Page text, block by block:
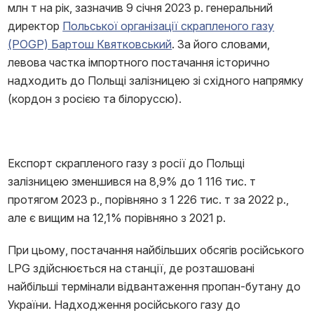
млн т на рік, зазначив 9 січня 2023 р. генеральний
директор Польської організації скрапленого газу
(POGP) Бартош Квятковський. За його словами,
левова частка імпортного постачання історично
надходить до Польщі залізницею зі східного напрямку
(кордон з росією та білоруссю).
Експорт скрапленого газу з росії до Польщі
залізницею зменшився на 8,9% до 1 116 тис. т
протягом 2023 р., порівняно з 1 226 тис. т за 2022 р.,
але є вищим на 12,1% порівняно з 2021 р.
При цьому, постачання найбільших обсягів російського
LPG здійснюється на станції, де розташовані
найбільші термінали відвантаження пропан-бутану до
України. Надходження російського газу до